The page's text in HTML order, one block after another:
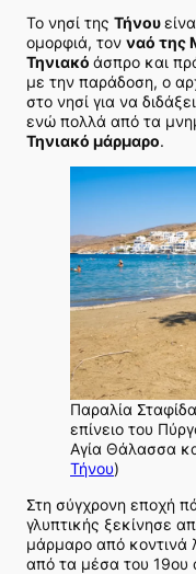
Το νησί της Τήνου
ομορφιά, τον ναό της
Τηνιακό άσπρο και
με την παράδοση, ο
στο νησί για να
ενώ πολλά από τα
Τηνιακό μάρμαρο.
Παραλία
επίνειο του
Αγία Θάλασσα
Τήνου)
Στη σύγχρονη εποχή
γλυπτικής ξεκίνησε
μάρμαρο από κοντινά
από τα μέσα του 19ου